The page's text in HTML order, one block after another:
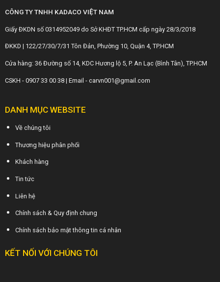
CÔNG TY TNHH KADACO VIỆT NAM
Giấy ĐKDN số 0314952049 do Sở KHĐT TP.HCM cấp ngày 28/3/2018
ĐKKD | 122/27/30/7/31 Tôn Đản, Phường 10, Quận 4, TP.HCM
Cửa hàng: 36 Đường số 14, KDC Hương lộ 5, P. An Lạc (Bình Tân), TP.HCM
CSKH - 0907 33 00 38 | Email - carvn001@gmail.com
DANH MỤC WEBSITE
Về chúng tôi
Thương hiệu phân phối
Khách hàng
Tin tức
Liên hệ
Chính sách & Quy định chung
Chính sách bảo mật thông tin cá nhân
KẾT NỐI VỚI CHÚNG TÔI